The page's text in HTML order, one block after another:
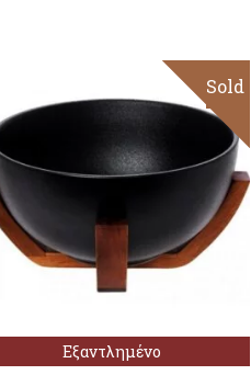
Sale
Εξαντλημένο
Sold
περισσότερα